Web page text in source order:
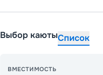
Выбор каютыСписок
ВМЕСТИМОСТЬ